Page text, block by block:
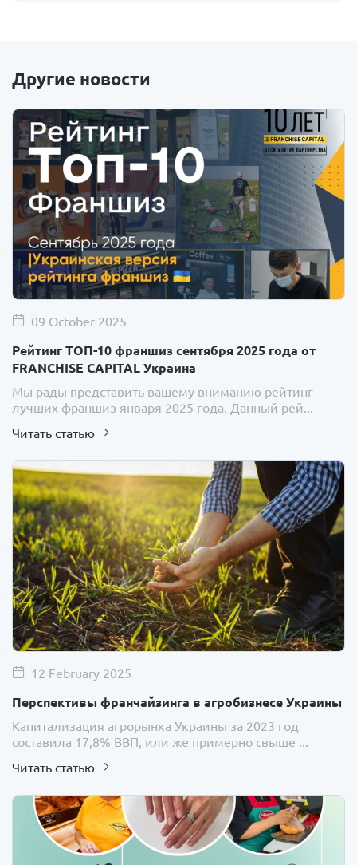
Другие новости
09 October 2025
Рейтинг ТОП-10 франшиз сентября 2025 года от
FRANCHISE CAPITAL Украина
Мы рады представить вашему вниманию рейтинг
лучших франшиз января 2025 года. Данный рей...
Читать статью
12 February 2025
Перспективы франчайзинга в агробизнесе Украины
Капитализация агрорынка Украины за 2023 год
составила 17,8% ВВП, или же примерно свыше ...
Читать статью